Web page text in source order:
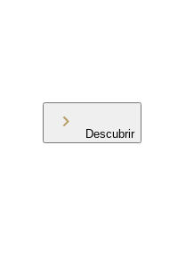
Descubrir